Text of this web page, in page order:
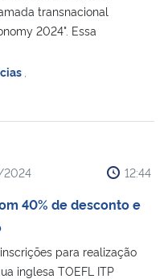
transnacional
2024". Essa
12:44
40% de desconto e
para realização
inglesa TOEFL ITP